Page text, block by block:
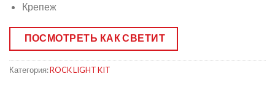
Крепеж
ПОСМОТРЕТЬ КАК СВЕТИТ
Категория:ROCK LIGHT KIT